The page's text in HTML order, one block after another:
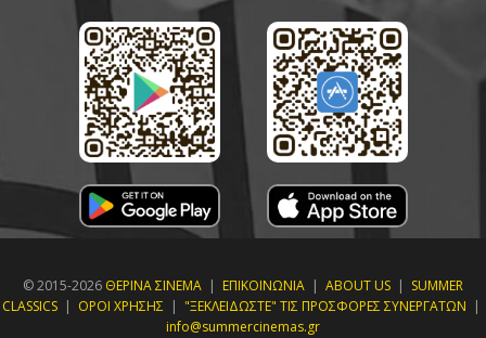
© 2015-2026 ΘΕΡΙΝΑ ΣΙΝΕΜΑ | ΕΠΙΚΟΙΝΩΝΙΑ | ABOUT US | SUMMER
CLASSICS | ΟΡΟΙ ΧΡΗΣΗΣ | "ΞΕΚΛΕΙΔΩΣΤΕ" ΤΙΣ ΠΡΟΣΦΟΡΕΣ ΣΥΝΕΡΓΑΤΩΝ |
info@summercinemas.gr